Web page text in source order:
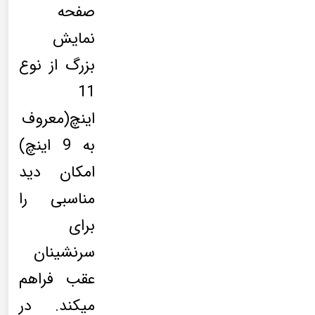
صفحه
نمایش
بزرگ از نوع
11
اینچ(معروف
به 9 اینچ)
امکان دید
مناسبی را
برای
سرنشینان
عقب فراهم
میکند. در